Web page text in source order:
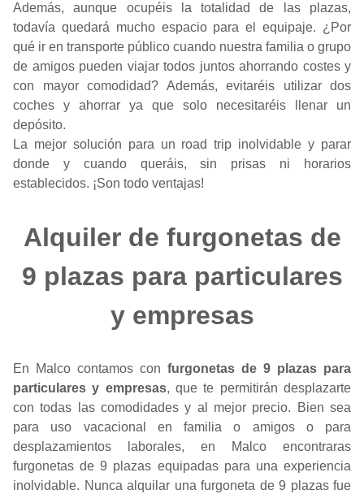
Además, aunque ocupéis la totalidad de las plazas,
todavía quedará mucho espacio para el equipaje. ¿Por
qué ir en transporte público cuando nuestra familia o grupo
de amigos pueden viajar todos juntos ahorrando costes y
con mayor comodidad? Además, evitaréis utilizar dos
coches y ahorrar ya que solo necesitaréis llenar un
depósito.
La mejor solución para un road trip inolvidable y parar
donde y cuando queráis, sin prisas ni horarios
establecidos. ¡Son todo ventajas!
Alquiler de furgonetas de
9 plazas para particulares
y empresas
En Malco contamos con furgonetas de 9 plazas para
particulares y empresas, que te permitirán desplazarte
con todas las comodidades y al mejor precio. Bien sea
para uso vacacional en familia o amigos o para
desplazamientos laborales, en Malco encontraras
furgonetas de 9 plazas equipadas para una experiencia
inolvidable. Nunca alquilar una furgoneta de 9 plazas fue